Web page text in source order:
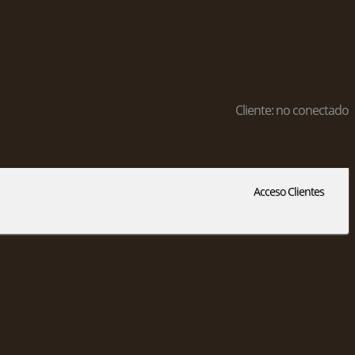
Cliente: no conectado
Acceso Clientes